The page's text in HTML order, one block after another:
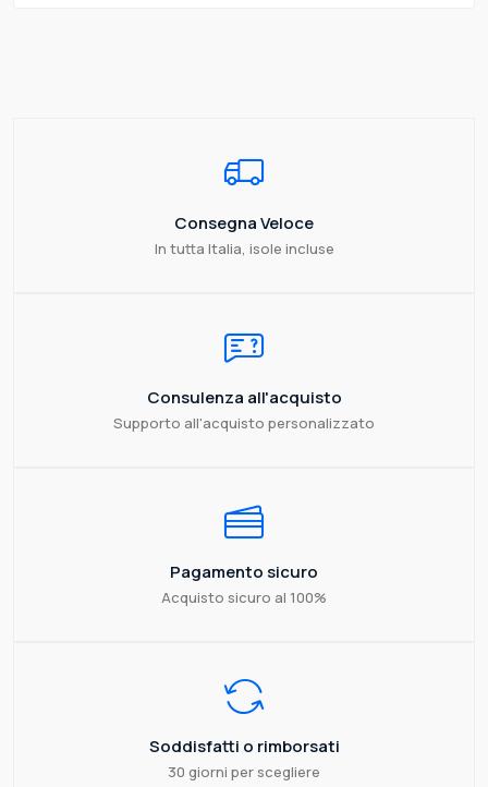
Consegna Veloce
In tutta Italia, isole incluse
Consulenza all'acquisto
Supporto all'acquisto personalizzato
Pagamento sicuro
Acquisto sicuro al 100%
Soddisfatti o rimborsati
30 giorni per scegliere